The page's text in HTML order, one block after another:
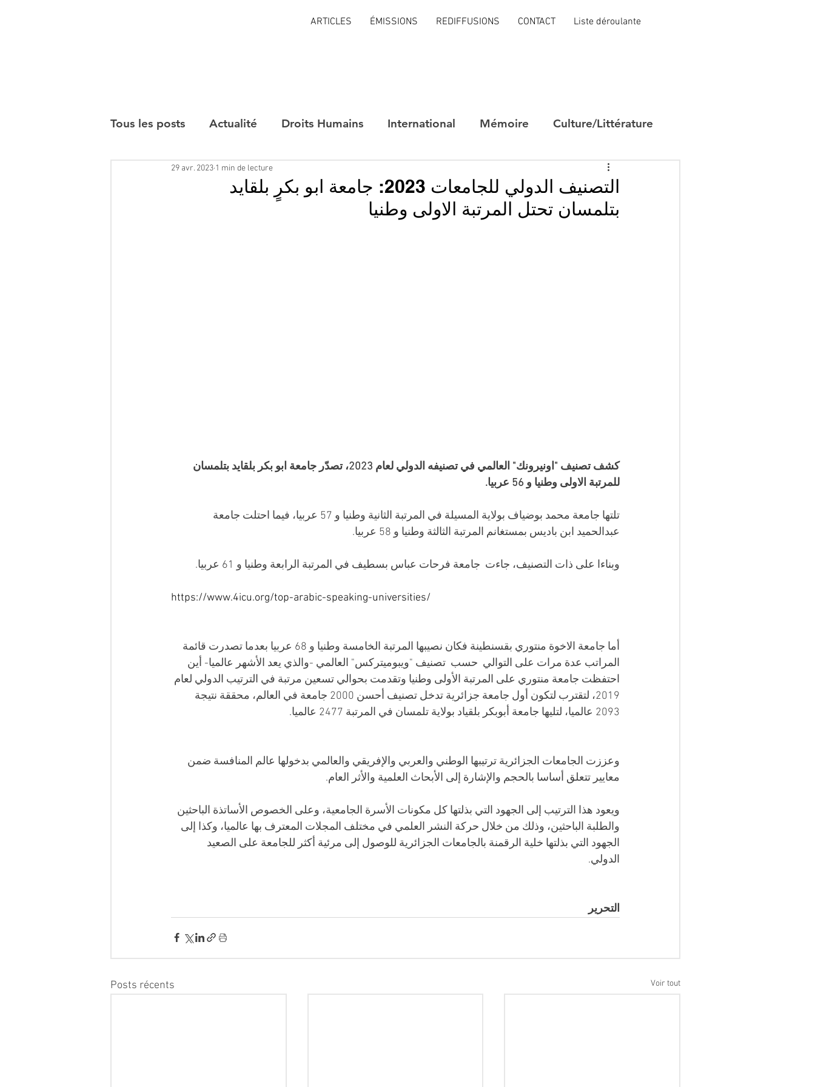
ARTICLES ÉMISSIONS REDIFFUSIONS CONTACT Liste déroulante
Tous les posts Actualité Droits Humains International Mémoire Culture/Littérature
Interviews
التصنيف الدولي للجامعات 2023: جامعة ابو بكرٍ بلقايد
بتلمسان تحتل المرتبة الاولى وطنيا
29 avr. 2023 1 min de lecture
كشف تصنيف "اونيرونك" العالمي في تصنيفه الدولي لعام 2023، تصدّر جامعة ابو بكر بلقايد بتلمسان
للمرتبة الاولى وطنيا و 56 عربيا.
تلتها جامعة محمد بوضياف بولاية المسيلة في المرتبة الثانية وطنيا و 57 عربيا، فيما احتلت جامعة
عبدالحميد ابن باديس بمستغانم المرتبة الثالثة وطنيا و 58 عربيا.
وبناءا على ذات التصنيف، جاءت  جامعة فرحات عباس بسطيف في المرتبة الرابعة وطنيا و 61 عربيا.
https://www.4icu.org/top-arabic-speaking-universities/
أما جامعة الاخوة منتوري بقسنطينة فكان نصيبها المرتبة الخامسة وطنيا و 68 عربيا بعدما تصدرت قائمة
المراتب عدة مرات على التوالي  حسب  تصنيف "ويبوميتركس" العالمي -والذي يعد الأشهر عالميا- أين
احتفظت جامعة منتوري على المرتبة الأولى وطنيا وتقدمت بحوالي تسعين مرتبة في الترتيب الدولي لعام
2019، لتقترب لتكون أول جامعة جزائرية تدخل تصنيف أحسن 2000 جامعة في العالم، محققة نتيجة
2093 عالميا، لتليها جامعة أبوبكر بلقياد بولاية تلمسان في المرتبة 2477 عالميا.
وعززت الجامعات الجزائرية ترتيبها الوطني والعربي والإفريقي والعالمي بدخولها عالم المنافسة ضمن
معايير تتعلق أساسا بالحجم والإشارة إلى الأبحاث العلمية والأثر العام.
ويعود هذا الترتيب إلى الجهود التي بذلتها كل مكونات الأسرة الجامعية، وعلى الخصوص الأساتذة الباحثين
والطلبة الباحثين، وذلك من خلال حركة النشر العلمي في مختلف المجلات المعترف بها عالميا، وكذا إلى
الجهود التي بذلتها خلية الرقمنة بالجامعات الجزائرية للوصول إلى مرئية أكثر للجامعة على الصعيد
الدولي.
التحرير
Posts récents Voir tout